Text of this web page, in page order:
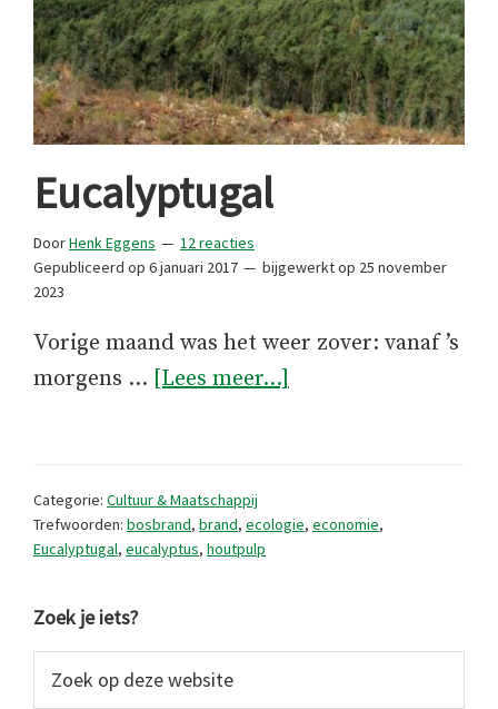
Eucalyptugal
DoorHenk Eggens
12 reacties
Gepubliceerd op 6 januari 2017 bijgewerkt op 25 november
2023
Vorige maand was het weer zover: vanaf ’s
morgens … [Lees meer...]
Categorie: Cultuur & Maatschappij
Trefwoorden: bosbrand, brand, ecologie, economie,
Eucalyptugal, eucalyptus, houtpulp
Primaire
Sidebar
Zoek je iets?
op